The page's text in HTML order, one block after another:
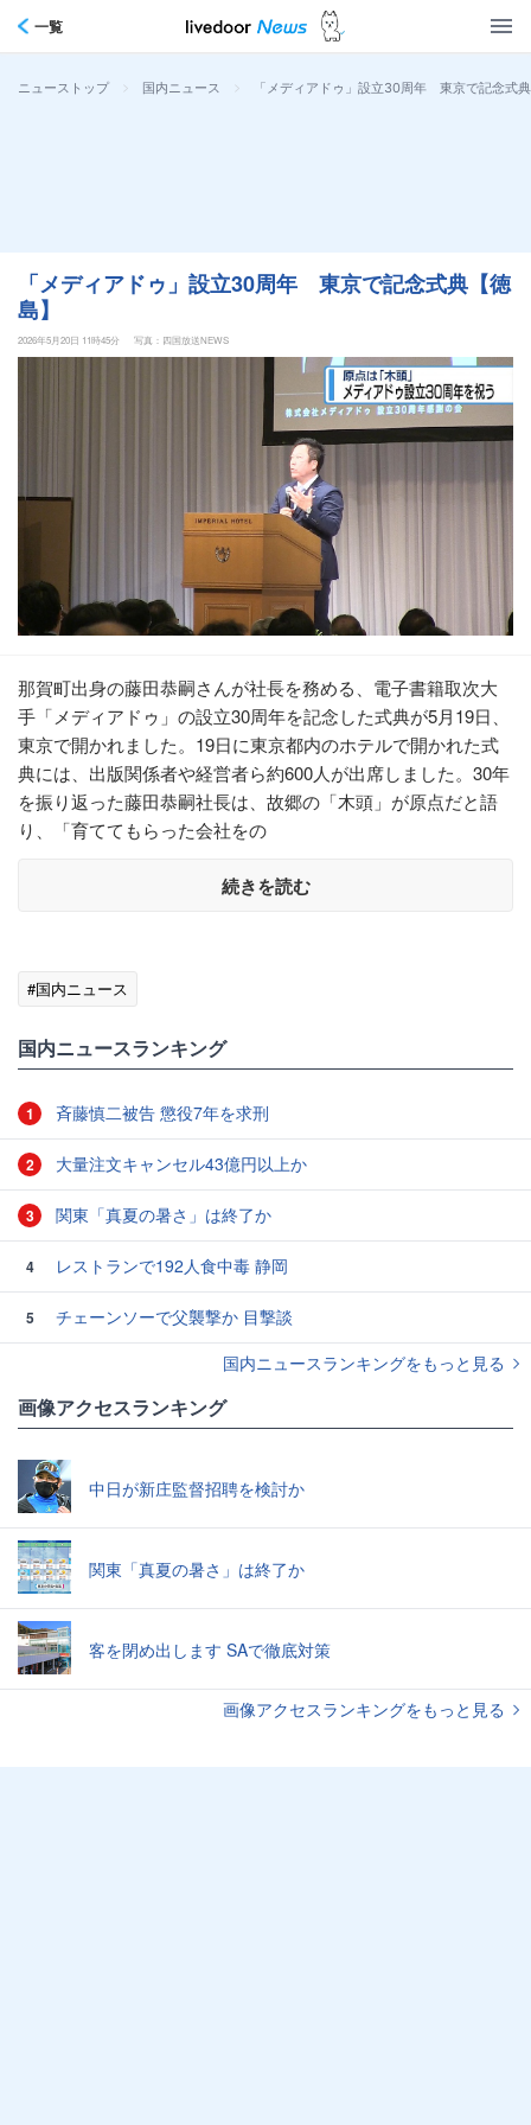
一覧
ニューストップ > 国内ニュース > 「メディアドゥ」設立30周年 東京で記念式
「メディアドゥ」設立30周年 東京で記念式典【徳
島】
2026年5月20日 11時45分 写真：四国放送NEWS
那賀町出身の藤田恭嗣さんが社長を務める、電子書籍取次大
手「メディアドゥ」の設立30周年を記念した式典が5月19日、
東京で開かれました。19日に東京都内のホテルで開かれた式
典には、出版関係者や経営者ら約600人が出席しました。30年
を振り返った藤田恭嗣社長は、故郷の「木頭」が原点だと語
り、「育ててもらった会社をの
続きを読む
#国内ニュース
国内ニュースランキング
1 斉藤慎二被告 懲役7年を求刑
2 大量注文キャンセル43億円以上か
3 関東「真夏の暑さ」は終了か
4 レストランで192人食中毒 静岡
5
チェーンソーで父襲撃か 目撃談
国内ニュースランキングをもっと見る
画像アクセスランキング
中日が新庄監督招聘を検討か
関東「真夏の暑さ」は終了か
客を閉め出します SAで徹底対策
画像アクセスランキングをもっと見る